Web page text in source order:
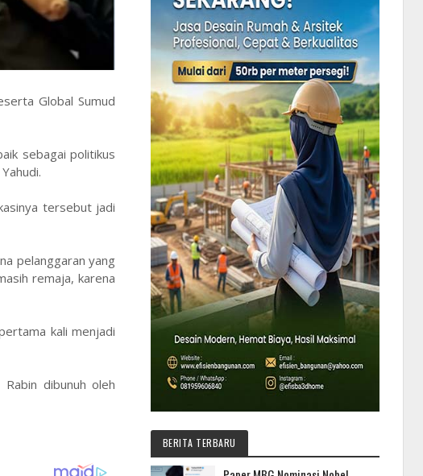
Global Sumud
sebagai politikus
tersebut jadi
pelanggaran yang
remaja, karena
kali menjadi
dibunuh oleh
BERITA TERBARU